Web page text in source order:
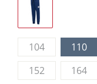
104 110
152
164